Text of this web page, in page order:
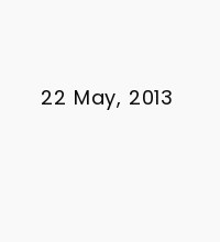
22 May, 2013